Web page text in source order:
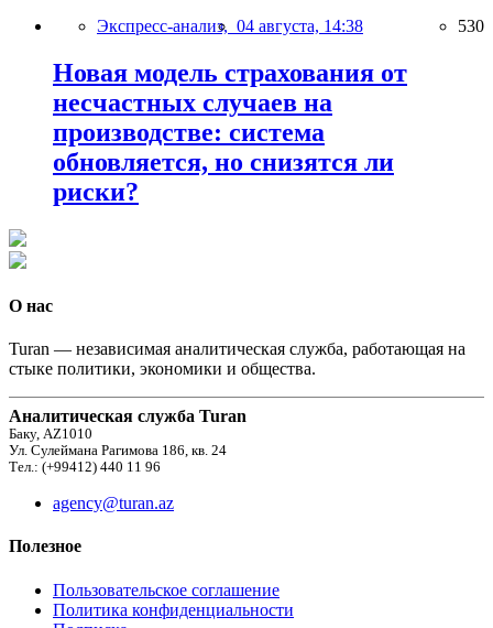
Экспресс-анализ, 04 августа, 14:38 530
Новая модель страхования от
несчастных случаев на
производстве: система
обновляется, но снизятся ли
риски?
О нас
Turan — независимая аналитическая служба, работающая на
стыке политики, экономики и общества.
Аналитическая служба Turan
Баку, AZ1010
Ул. Сулеймана Рагимова 186, кв. 24
Тел.: (+99412) 440 11 96
agency@turan.az
Полезное
Пользовательское соглашение
Политика конфиденциальности